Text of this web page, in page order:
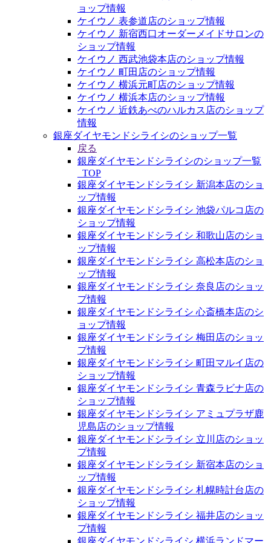
ョップ情報
ケイウノ 表参道店のショップ情報
ケイウノ 新宿西口オーダーメイドサロンの
ショップ情報
ケイウノ 西武池袋本店のショップ情報
ケイウノ 町田店のショップ情報
ケイウノ 横浜元町店のショップ情報
ケイウノ 横浜本店のショップ情報
ケイウノ 近鉄あべのハルカス店のショップ
情報
銀座ダイヤモンドシライシのショップ一覧
戻る
銀座ダイヤモンドシライシのショップ一覧
_TOP
銀座ダイヤモンドシライシ 新潟本店のショ
ップ情報
銀座ダイヤモンドシライシ 池袋パルコ店の
ショップ情報
銀座ダイヤモンドシライシ 和歌山店のショ
ップ情報
銀座ダイヤモンドシライシ 高松本店のショ
ップ情報
銀座ダイヤモンドシライシ 奈良店のショッ
プ情報
銀座ダイヤモンドシライシ 心斎橋本店のシ
ョップ情報
銀座ダイヤモンドシライシ 梅田店のショッ
プ情報
銀座ダイヤモンドシライシ 町田マルイ店の
ショップ情報
銀座ダイヤモンドシライシ 青森ラビナ店の
ショップ情報
銀座ダイヤモンドシライシ アミュプラザ鹿
児島店のショップ情報
銀座ダイヤモンドシライシ 立川店のショッ
プ情報
銀座ダイヤモンドシライシ 新宿本店のショ
ップ情報
銀座ダイヤモンドシライシ 札幌時計台店の
ショップ情報
銀座ダイヤモンドシライシ 福井店のショッ
プ情報
銀座ダイヤモンドシライシ 横浜ランドマー